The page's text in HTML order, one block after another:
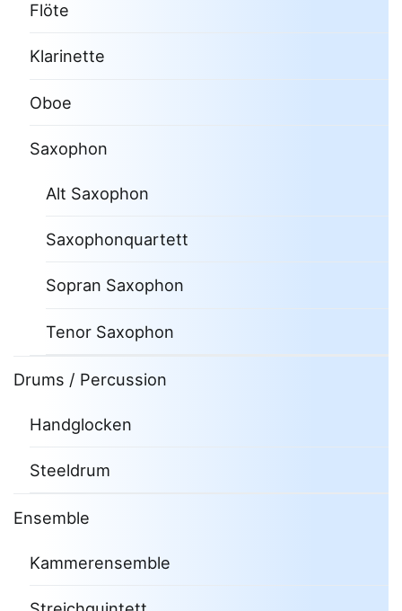
Flöte
Klarinette
Oboe
Saxophon
Alt Saxophon
Saxophonquartett
Sopran Saxophon
Tenor Saxophon
Drums / Percussion
Handglocken
Steeldrum
Ensemble
Kammerensemble